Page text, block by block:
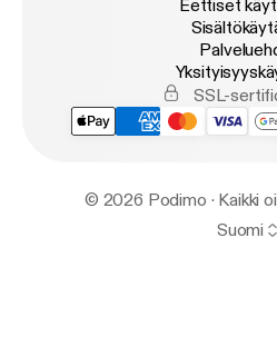
Eettiset
SSL-
© 2026 Podimo · Kaikki
Suomi